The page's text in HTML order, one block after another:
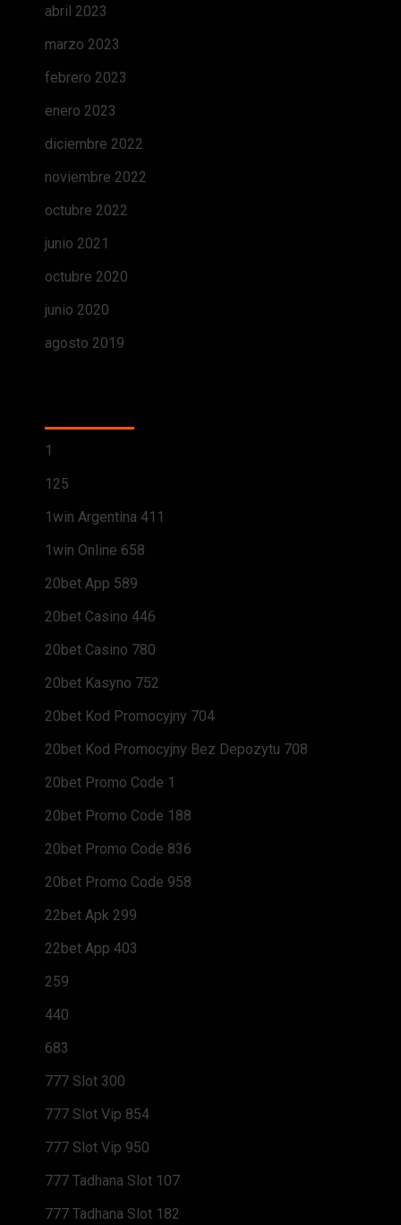
abril 2023
marzo 2023
febrero 2023
enero 2023
diciembre 2022
noviembre 2022
octubre 2022
junio 2021
octubre 2020
junio 2020
agosto 2019
1
125
1win Argentina 411
1win Online 658
20bet App 589
20bet Casino 446
20bet Casino 780
20bet Kasyno 752
20bet Kod Promocyjny 704
20bet Kod Promocyjny Bez Depozytu 708
20bet Promo Code 1
20bet Promo Code 188
20bet Promo Code 836
20bet Promo Code 958
22bet Apk 299
22bet App 403
259
440
683
777 Slot 300
777 Slot Vip 854
777 Slot Vip 950
777 Tadhana Slot 107
777 Tadhana Slot 182